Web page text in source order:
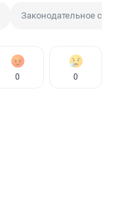
Законодательное
0 0